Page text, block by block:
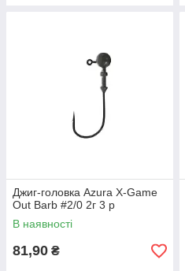
Джиг-головка Azura X-Game
Out Barb #2/0 2г 3 р
В наявності
81,90 ₴